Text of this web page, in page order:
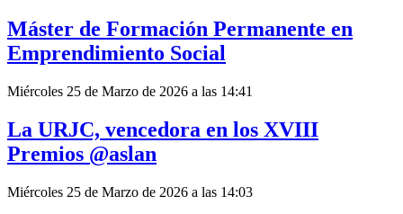
Máster de Formación Permanente en
Emprendimiento Social
Miércoles 25 de Marzo de 2026 a las 14:41
La URJC, vencedora en los XVIII
Premios @aslan
Miércoles 25 de Marzo de 2026 a las 14:03